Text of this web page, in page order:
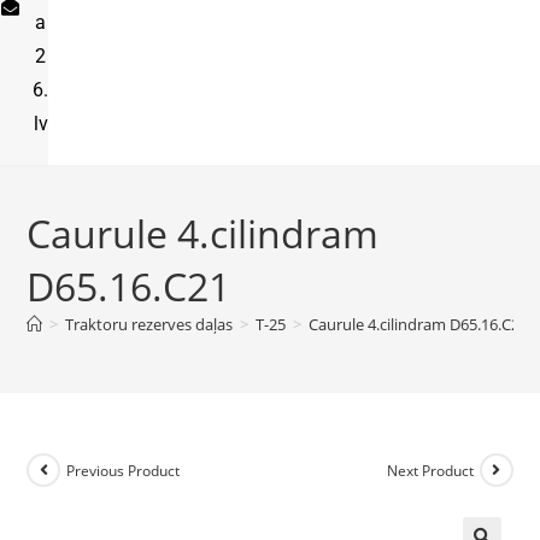
a
2
6.
lv
Caurule 4.cilindram
D65.16.C21
> Traktoru rezerves daļas > T-25 > Caurule 4.cilindram D65.16.C21
Previous Product Next Product